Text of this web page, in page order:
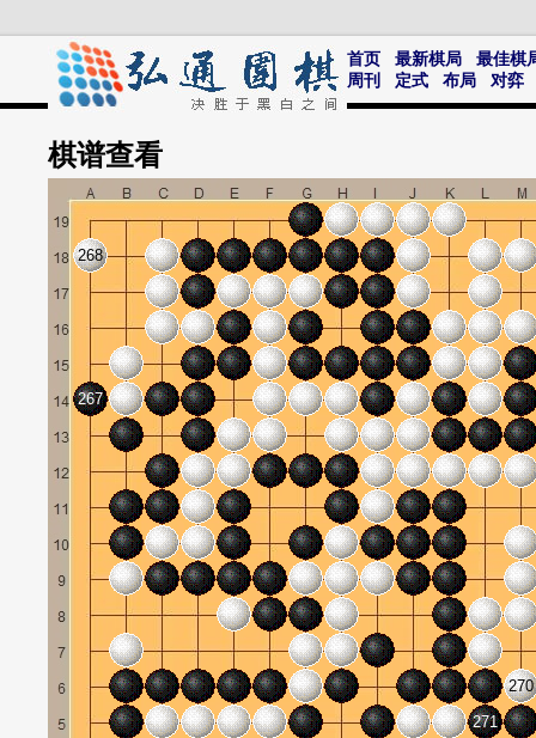
首页 最新棋局
最佳棋
周刊
定式 布局 对弈
棋谱查看
267
268
270
271